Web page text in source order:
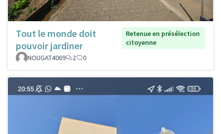
Tout le monde doit
pouvoir jardiner
Retenue en présélection
citoyenne
NOUGAT4069
2 0